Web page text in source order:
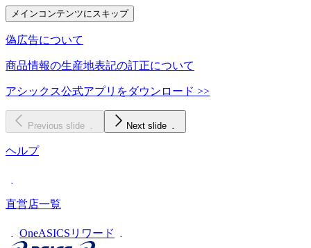
メインコンテンツにスキップ
偽広告について
商品情報の生産地表記の訂正について
アシックス公式アプリをダウンロード >>
Previous slide Next slide
ヘルプ
直営店一覧
OneASICSリワード